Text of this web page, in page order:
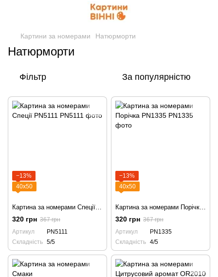
Картини за номерами Натюрморти
Натюрморти
Фільтр За популярністю
−13%
40х50
Картина за номерами Спеції PN5111
320 грн 367 грн
Артикул
PN5111
Складність 5/5
−13%
40х50
Картина за номерами Порічка PN1335
320 грн 367 грн
Артикул
PN1335
Складність 4/5